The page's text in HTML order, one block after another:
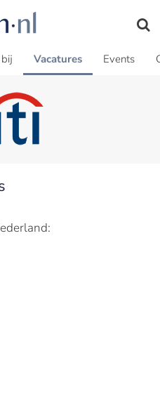
Vacatures Events